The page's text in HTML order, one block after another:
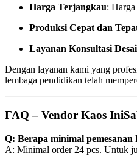
Harga Terjangkau:
Produksi Cepat dan
Layanan Konsultasi
Dengan layanan kami yang
lembaga pendidikan telah
FAQ – Vendor Kaos
Q: Berapa minimal pemesanan
A: Minimal order 24 pcs. Untuk